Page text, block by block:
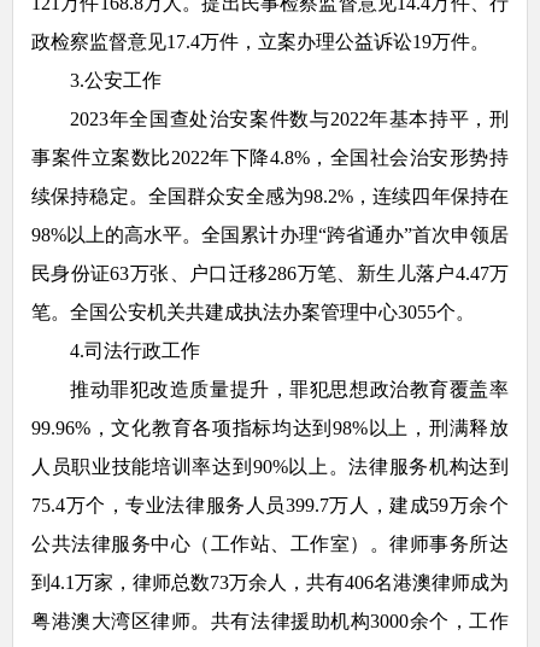
政检察监督意见17.4万件，立案办理公益诉讼19万件。
3.公安工作
2023年全国查处治安案件数与2022年基本持平，刑
事案件立案数比2022年下降4.8%，全国社会治安形势持
续保持稳定。全国群众安全感为98.2%，连续四年保持在
98%以上的高水平。全国累计办理“跨省通办”首次申领居
民身份证63万张、户口迁移286万笔、新生儿落户4.47万
笔。全国公安机关共建成执法办案管理中心3055个。
4.司法行政工作
推动罪犯改造质量提升，罪犯思想政治教育覆盖率
99.96%，文化教育各项指标均达到98%以上，刑满释放
人员职业技能培训率达到90%以上。法律服务机构达到
75.4万个，专业法律服务人员399.7万人，建成59万余个
公共法律服务中心（工作站、工作室）。律师事务所达
到4.1万家，律师总数73万余人，共有406名港澳律师成为
粤港澳大湾区律师。共有法律援助机构3000余个，工作